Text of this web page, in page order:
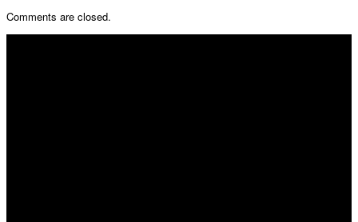
Comments are closed.